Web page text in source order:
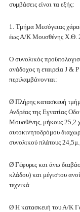
συμβάσεις είναι τα εξής:
1. Τμήμα Μεσόγειας
έως Α/Κ Μουσθένης Χ.Θ.
Ο συνολικός
ανάδοχος η εταιρεία J &
περιλαμβάνονται:
Ø Πλήρης κατασκευή
Ανδρέας της Εγνατίας
Μουσθένης, μήκους 25,2
αυτοκινητοδρόμου
συνολικού πλάτους
Ø Γέφυρες και άνω
κλάδου) και μέγιστου
τεχνικά
Ø Η κατασκευή του Α/Κ